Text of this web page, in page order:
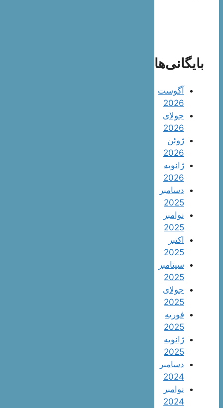
بایگانی‌ها
آگوست
2026
جولای
2026
ژوئن
2026
ژانویه
2026
دسامبر
2025
نوامبر
2025
اکتبر
2025
سپتامبر
2025
جولای
2025
فوریه
2025
ژانویه
2025
دسامبر
2024
نوامبر
2024